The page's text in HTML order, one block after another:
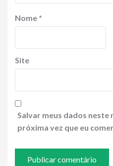
Nome *
Site
Salvar meus dados neste
próxima vez que eu